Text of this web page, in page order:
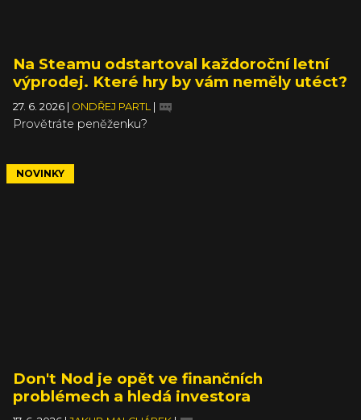
Na Steamu odstartoval každoroční letní
výprodej. Které hry by vám neměly utéct?
27. 6. 2026 ONDŘEJ PARTL
Provětráte peněženku?
NOVINKY
Don't Nod je opět ve finančních
problémech a hledá investora